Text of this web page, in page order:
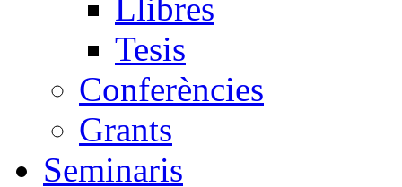
Llibres
Tesis
Conferències
Grants
Seminaris